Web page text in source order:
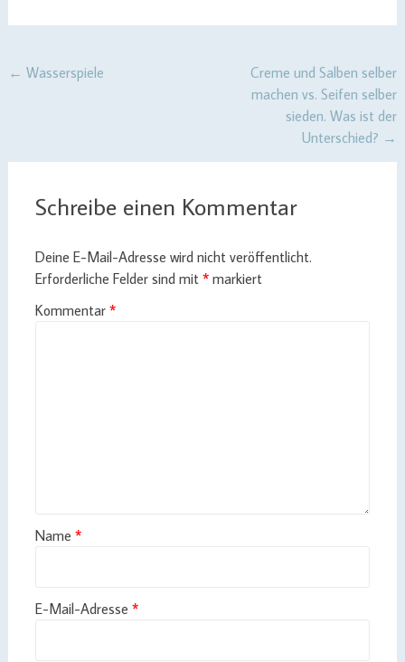
Post
← Wasserspiele
Creme und Salben selber
machen vs. Seifen selber
sieden. Was ist der
Unterschied? →
Schreibe einen Kommentar
Deine E-Mail-Adresse wird nicht veröffentlicht.
Erforderliche Felder sind mit *markiert
Kommentar *
Name *
E-Mail-Adresse *